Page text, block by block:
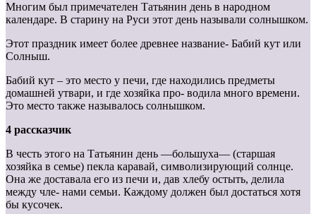
Многим был примечателен Татьянин день в народном
календаре. В старину на Руси этот день называли солнышком.
Этот праздник имеет более древнее название- Бабий кут или
Солныш.
Бабий кут – это место у печи, где находились предметы
домашней утвари, и где хозяйка про- водила много времени.
Это место также называлось солнышком.
4 рассказчик
В честь этого на Татьянин день ―большуха― (старшая
хозяйка в семье) пекла каравай, символизирующий солнце.
Она же доставала его из печи и, дав хлебу остыть, делила
между чле- нами семьи. Каждому должен был достаться хотя
бы кусочек.